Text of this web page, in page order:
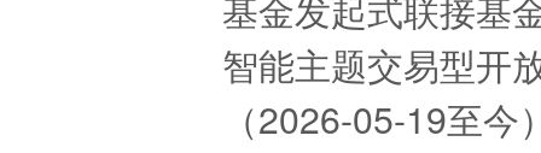
智能主题交易型开
（2026-05-19至